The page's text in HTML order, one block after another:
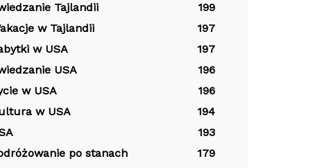
Tajlandii
199
w Tajlandii
197
w USA
197
USA
196
w USA
196
w USA
194
193
po stanach
179